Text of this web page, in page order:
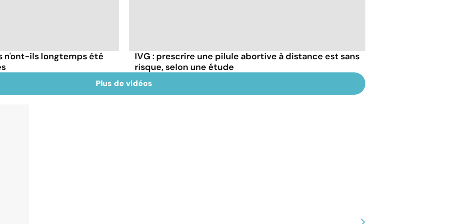
n'ont-ils longtemps été
IVG : prescrire une pilule abortive à distance est sans
risque, selon une étude
Plus de vidéos